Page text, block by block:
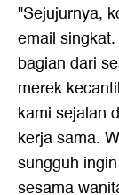
"Sejujurnya,
email
bagian dari
merek
kami sejalan
kerja sama.
sungguh
sesama